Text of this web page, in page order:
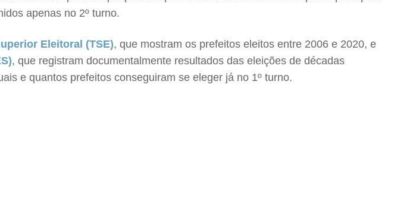
apenas no 2º turno.
Eleitoral (TSE), que mostram os prefeitos eleitos entre 2006 e 2020, e
, que registram documentalmente resultados das eleições de décadas
e quantos prefeitos conseguiram se eleger já no 1º turno.